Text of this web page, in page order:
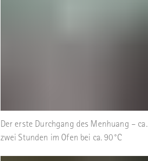
Der erste Durchgang des Menhuang – ca.
zwei Stunden im Ofen bei ca. 90°C